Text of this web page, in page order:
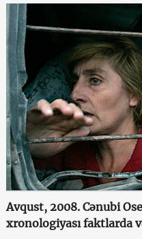
Avqust, 2008. Cənubi
xronologiyası faktlarda